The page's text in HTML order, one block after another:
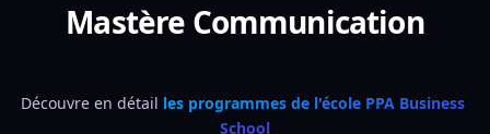
Mastère Communication
Découvre en détail les programmes de l'école PPA Business
School